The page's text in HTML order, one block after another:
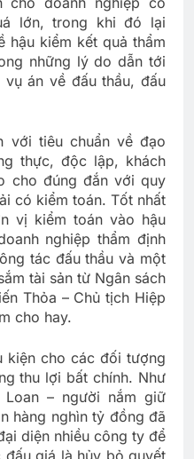
lớn, trong khi đó lại
hậu kiểm kết quả thẩm
những lý do dẫn tới
án về đấu thầu, đấu
với tiêu chuẩn về đạo
thực, độc lập, khách
cho đúng đắn với quy
có kiểm toán. Tốt nhất
vị kiểm toán vào hậu
nghiệp thẩm định
tác đấu thầu và một
tài sản từ Ngân sách
Thỏa – Chủ tịch Hiệp
cho hay.
kiện cho các đối tượng
thu lợi bất chính. Như
– người nắm giữ
hàng nghìn tỷ đồng đã
diện nhiều công ty để
giá là hủy bỏ quyết